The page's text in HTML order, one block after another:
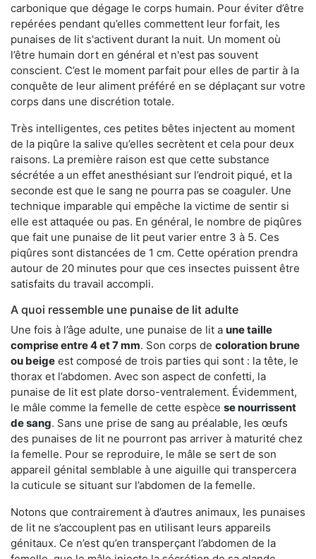
carbonique que dégage le corps humain. Pour éviter d’être
repérées pendant qu’elles commettent leur forfait, les
punaises de lit s'activent durant la nuit. Un moment où
l’être humain dort en général et n'est pas souvent
conscient. C’est le moment parfait pour elles de partir à la
conquête de leur aliment préféré en se déplaçant sur votre
corps dans une discrétion totale.
Très intelligentes, ces petites bêtes injectent au moment
de la piqûre la salive qu’elles secrètent et cela pour deux
raisons. La première raison est que cette substance
sécrétée a un effet anesthésiant sur l’endroit piqué, et la
seconde est que le sang ne pourra pas se coaguler. Une
technique imparable qui empêche la victime de sentir si
elle est attaquée ou pas. En général, le nombre de piqûres
que fait une punaise de lit peut varier entre 3 à 5. Ces
piqûres sont distancées de 1 cm. Cette opération prendra
autour de 20 minutes pour que ces insectes puissent être
satisfaits du travail accompli.
A quoi ressemble une punaise de lit adulte
Une fois à l’âge adulte, une punaise de lit a une taille
comprise entre 4 et 7 mm. Son corps de coloration brune
ou beige est composé de trois parties qui sont : la tête, le
thorax et l’abdomen. Avec son aspect de confetti, la
punaise de lit est plate dorso-ventralement. Évidemment,
le mâle comme la femelle de cette espèce se nourrissent
de sang. Sans une prise de sang au préalable, les œufs
des punaises de lit ne pourront pas arriver à maturité chez
la femelle. Pour se reproduire, le mâle se sert de son
appareil génital semblable à une aiguille qui transpercera
la cuticule se situant sur l’abdomen de la femelle.
Notons que contrairement à d’autres animaux, les punaises
de lit ne s’accouplent pas en utilisant leurs appareils
génitaux. Ce n’est qu’en transperçant l’abdomen de la